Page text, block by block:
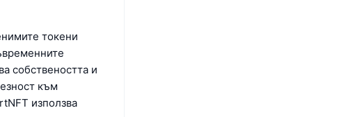
токени
собствеността и
към
използва